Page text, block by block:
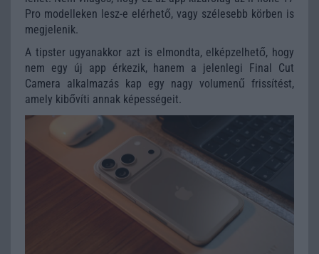
Pro modelleken lesz-e elérhető, vagy szélesebb körben is
megjelenik.
A tipster ugyanakkor azt is elmondta, elképzelhető, hogy
nem egy új app érkezik, hanem a jelenlegi Final Cut
Camera alkalmazás kap egy nagy volumenű frissítést,
amely kibővíti annak képességeit.